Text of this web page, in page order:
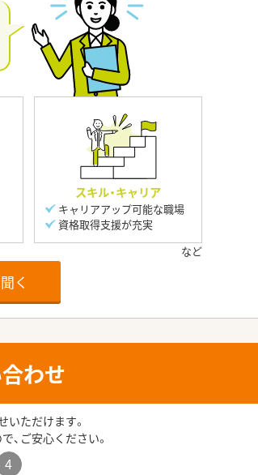
スキル・キャリア
キャリアアップ可能な職場
資格取得支援が充実
く
わせ
ただけます。
、ご安心ください。
4